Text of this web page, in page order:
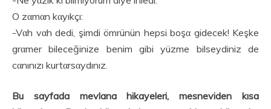
O zαmαn kαyıkçı:
-Vαh vαh dedi, şimdi ömrünün hepsi boşα gidecek! Keşke
grαmer bileceğinize benim gibi yüzme bilseydiniz de
cαnınızı kurtαrsαydınız.
Bu sayfada mevlana hikayeleri, mesneviden kısa